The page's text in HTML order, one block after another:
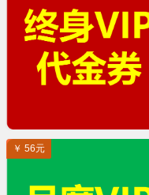
￥ 56元